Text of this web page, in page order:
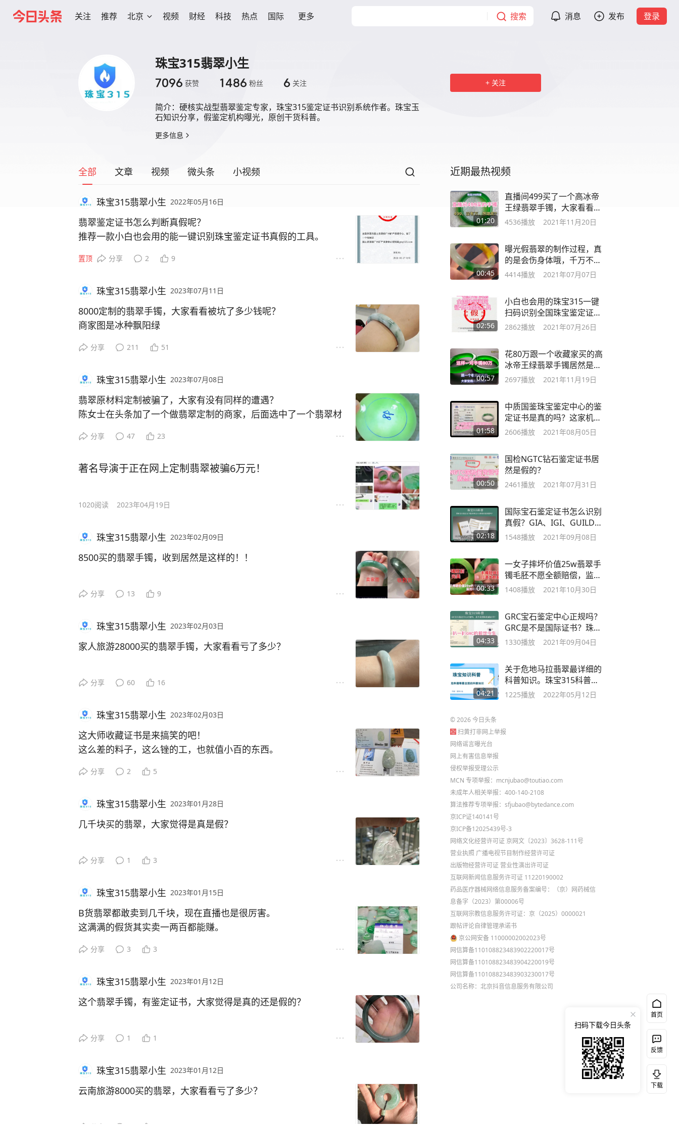
关注 推荐 北京 视频 财经 科技 热点 国际 更多 搜索 消息 发布 登录
珠宝315翡翠小生
7096 获赞 1486 粉丝 6 关注
简介： 硬核实战型翡翠鉴定专家，珠宝315鉴定证书识别系统作者。珠宝玉
石知识分享，假鉴定机构曝光，原创干货科普。
更多信息
关注
全部 文章 视频 微头条 小视频
珠宝315翡翠小生 2022年05月16日
翡翠鉴定证书怎么判断真假呢？
推荐一款小白也会用的能一键识别珠宝鉴定证书真假的工具。
假，全网唯一具有这样功能的系统，不用下载软件，使用简单，公
该系统已免费识别十几万次，帮助网友挽回损失达千万元。
不同于我们直接扫码，直接扫码查询到的信息有可能是假的，假的
证书、假的网站。这个工具会把假机构识别出来拦截，真的机构会
等，总之非常给力。
价格计算。
推荐显示，假翡翠配假证书让人防不胜防，很多人上当受骗。
假鉴定机构也是实在太多，经常逛一些社交平台，发现发帖找人帮
忙鉴定的翡翠有一半以上都是假的，很多都配有鉴定证书。网上很
翠就不会看了，如果再配上一个证书，那就直接说是真的了。
现在的假证书做的都是跟真的一模一样啊，上面啥都有，很难识
形。
置顶 分享 2 9
珠宝315翡翠小生 2023年07月11日
8000定制的翡翠手镯，大家看看被坑了多少钱呢？
商家图是冰种飘阳绿
不过看花色纹路，应该是同一个
#微头条创作计划##翡翠#
分享 211 51
珠宝315翡翠小生 2023年07月08日
翡翠原材料定制被骗了，大家有没有同样的遭遇？
陈女士在头条加了一个做翡翠定制的商家，后面选中了一个翡翠材
商家承诺能做出冰种满满绿的手镯
过了十多天陈女士收到手镯简直不敢相信
陈女士去找商家理论，商家一直在辩解不肯退货
分享 47 23
著名导演于正在网上定制翡翠被骗6万元！
1020阅读 2023年04月19日
珠宝315翡翠小生 2023年02月09日
8500买的翡翠手镯，收到居然是这样的！！
分享 13 9
珠宝315翡翠小生 2023年02月03日
家人旅游28000买的翡翠手镯，大家看看亏了多少？
分享 60 16
珠宝315翡翠小生 2023年02月03日
这大师收藏证书是来搞笑的吧！
这么差的料子，这么锉的工，也就值小百的东西。
分享 2 5
珠宝315翡翠小生 2023年01月28日
几千块买的翡翠，大家觉得是真是假？
分享 1 3
珠宝315翡翠小生 2023年01月15日
B货翡翠都敢卖到几千块，现在直播也是很厉害。
这满满的假货其实卖一两百都能赚。
分享 3 3
珠宝315翡翠小生 2023年01月12日
这个翡翠手镯，有鉴定证书，大家觉得是真的还是假的？
分享 1 1
珠宝315翡翠小生 2023年01月12日
云南旅游8000买的翡翠，大家看看亏了多少？
分享
近期最热视频
01:20
直播间499买了一个高冰帝
王绿翡翠手镯，大家看看是
不是真的
4536播放 2021年11月20日
00:45
曝光假翡翠的制作过程，真
的是会伤身体哦，千万不要
再戴啦
4414播放 2021年07月07日
02:56
小白也会用的珠宝315一键
扫码识别全国珠宝鉴定证书
真假
2862播放 2021年07月26日
00:57
花80万跟一个收藏家买的高
冰帝王绿翡翠手镯居然是假
的？珠宝315
2697播放 2021年11月19日
01:58
中质国鉴珠宝鉴定中心的鉴
定证书是真的吗？这家机构
正规吗？
2606播放 2021年08月05日
00:50
国检NGTC钻石鉴定证书居
然是假的？
2461播放 2021年07月31日
02:18
国际宝石鉴定证书怎么识别
真假？GIA、IGI、GUILD证
书真假识别
1548播放 2021年09月08日
00:33
一女子摔坏价值25w翡翠手
镯毛胚不愿全额赔偿，监控
视频曝光
1408播放 2021年10月30日
04:33
GRC宝石鉴定中心正规吗？
GRC是不是国际证书？珠宝
315科普
1330播放 2021年09月04日
04:21
关于危地马拉翡翠最详细的
科普知识。珠宝315科普视
频
1225播放 2022年05月12日
©2026今日头条
扫黄打非网上举报
网络谣言曝光台
网上有害信息举报
侵权举报受理公示
MCN 专项举报：mcnjubao@toutiao.com
未成年人相关举报：400-140-2108
算法推荐专项举报：sfjubao@bytedance.com
京ICP证140141号
京ICP备12025439号-3
网络文化经营许可证 京网文〔2023〕3628-111号
营业执照 广播电视节目制作经营许可证
出版物经营许可证 营业性演出许可证
互联网新闻信息服务许可证 11220190002
药品医疗器械网络信息服务备案编号：（京）网药械信
息备字（2023）第00006号
互联网宗教信息服务许可证：京（2025）0000021
跟帖评论自律管理承诺书
京公网安备 11000002002023号
网信算备110108823483902220017号
网信算备110108823483904220019号
网信算备110108823483903230017号
公司名称：北京抖音信息服务有限公司
首页
反馈
下载
扫码下载今日头条